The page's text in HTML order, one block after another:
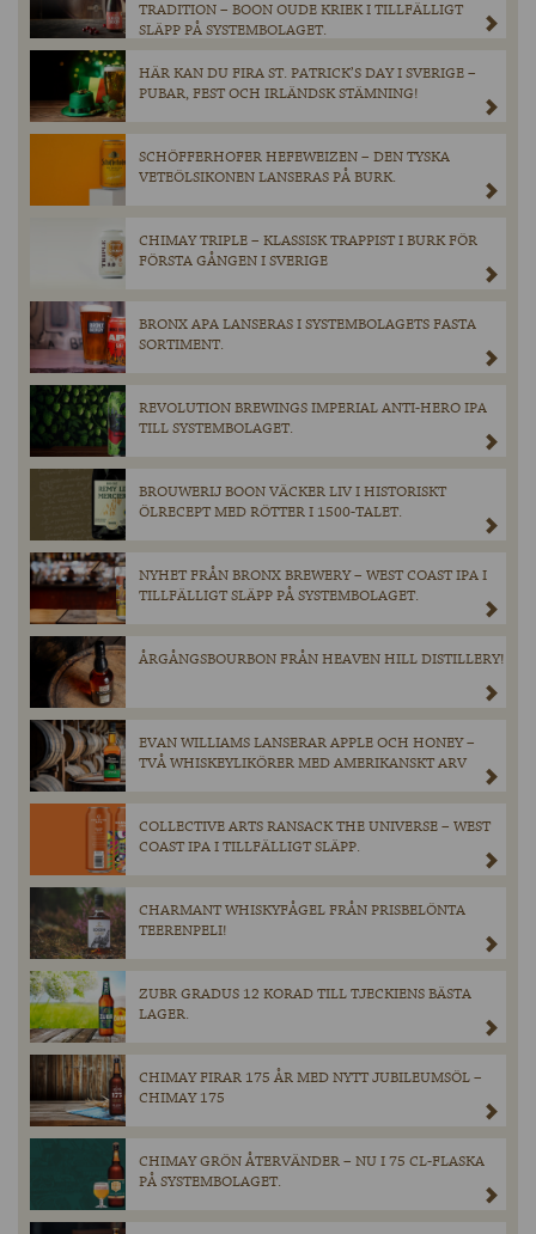
TRADITION – BOON OUDE KRIEK I TILLFÄLLIGT
SLÄPP PÅ SYSTEMBOLAGET.
HÄR KAN DU FIRA ST. PATRICK’S DAY I SVERIGE –
PUBAR, FEST OCH IRLÄNDSK STÄMNING!
SCHÖFFERHOFER HEFEWEIZEN – DEN TYSKA
VETEÖLSIKONEN LANSERAS PÅ BURK.
CHIMAY TRIPLE – KLASSISK TRAPPIST I BURK FÖR
FÖRSTA GÅNGEN I SVERIGE
BRONX APA LANSERAS I SYSTEMBOLAGETS FASTA
SORTIMENT.
REVOLUTION BREWINGS IMPERIAL ANTI-HERO IPA
TILL SYSTEMBOLAGET.
BROUWERIJ BOON VÄCKER LIV I HISTORISKT
ÖLRECEPT MED RÖTTER I 1500-TALET.
NYHET FRÅN BRONX BREWERY – WEST COAST IPA I
TILLFÄLLIGT SLÄPP PÅ SYSTEMBOLAGET.
ÅRGÅNGSBOURBON FRÅN HEAVEN HILL DISTILLERY!
EVAN WILLIAMS LANSERAR APPLE OCH HONEY –
TVÅ WHISKEYLIKÖRER MED AMERIKANSKT ARV
COLLECTIVE ARTS RANSACK THE UNIVERSE – WEST
COAST IPA I TILLFÄLLIGT SLÄPP.
CHARMANT WHISKYFÅGEL FRÅN PRISBELÖNTA
TEERENPELI!
ZUBR GRADUS 12 KORAD TILL TJECKIENS BÄSTA
LAGER.
CHIMAY FIRAR 175 ÅR MED NYTT JUBILEUMSÖL –
CHIMAY 175
CHIMAY GRÖN ÅTERVÄNDER – NU I 75 CL-FLASKA
PÅ SYSTEMBOLAGET.